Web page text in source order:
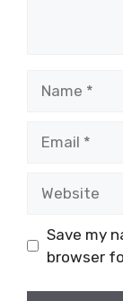
Save my
browser